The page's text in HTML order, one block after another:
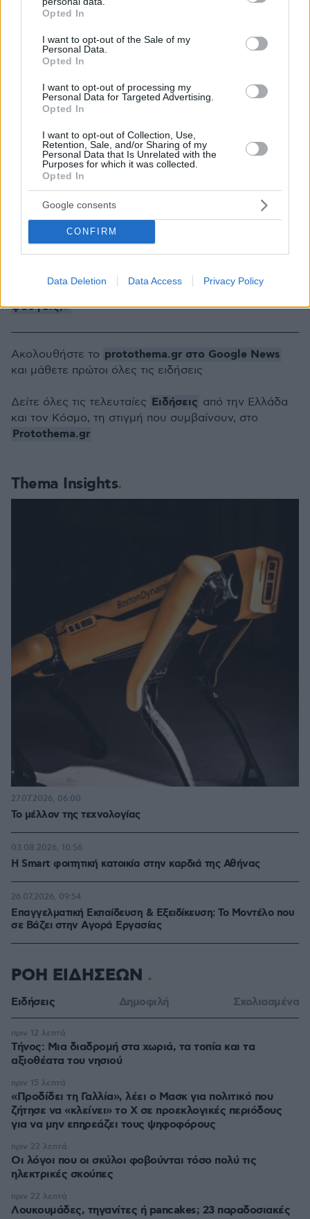
grant or deny consent to Google and its third-party tags to
use your data for below specified purposes in below Google
consent section.
Opted In
I want to opt-out of the Sale of my
Personal Data.
Opted In
I want to opt-out of processing my
Personal Data for Targeted Advertising.
Opted In
I want to opt-out of Collection, Use,
Retention, Sale, and/or Sharing of my
Personal Data that Is Unrelated with the
Purposes for which it was collected.
Opted In
Google consents
CONFIRM
Data Deletion Data Access Privacy Policy
Πηγή φωτογραφιών: thestival.gr
Σκότωσα κορίτσια έως έξι μηνών, ο
δολοφονιών: Ο ανατριχιαστικός ισχυρισμός της
Μουρτζούκου
Λαμίν Γιαμάλ: Νέες αποκαλύψεις για το πάρτι
του - «Ζήτησαν ξανθιές γυναίκες με
συγκεκριμένες διαστάσεις στήθους»
συναυλία της: «Δεν ψήνεσαι ε; Γιατί δεν
φεύγεις;»
Thema Insights
Το μέλλον της τεχνολογίας
27.07.2026, 06:00
Η Smart φοιτητική κατοικία στην καρδιά της Αθήνας
03.08.2026, 10:56
Επαγγελματική Εκπαίδευση & Εξειδίκευση: Το Mοντέλο που
σε Bάζει στην Aγορά Eργασίας
26.07.2026, 09:54
Ακολουθήστε το protothema.gr στο Google News
και μάθετε πρώτοι όλες τις ειδήσεις
Δείτε όλες τις τελευταίες Ειδήσεις από την Ελλάδα
και τον Κόσμο, τη στιγμή που συμβαίνουν, στο
Protothema.gr
ΡΟΗ ΕΙΔΗΣΕΩΝ
Ειδήσεις Δημοφιλή Σχολιασμένα
Τήνος: Μια διαδρομή στα χωριά, τα τοπία και τα
αξιοθέατα του νησιού
πριν 12 λεπτά
«Προδίδει τη Γαλλία», λέει ο Μασκ για πολιτικό που
ζήτησε να «κλείνει» το X σε προεκλογικές περιόδους
για να μην επηρεάζει τους ψηφοφόρους
πριν 15 λεπτά
Οι λόγοι που οι σκύλοι φοβούνται τόσο πολύ τις
ηλεκτρικές σκούπες
πριν 22 λεπτά
Λουκουμάδες, τηγανίτες ή pancakes; 23 παραδοσιακές
πριν 22 λεπτά